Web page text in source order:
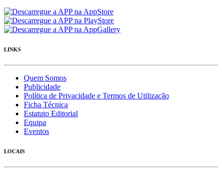
LINKS
Quem Somos
Publicidade
Política de Privacidade e Termos de Utilização
Ficha Técnica
Estatuto Editorial
Equipa
Eventos
LOCAIS